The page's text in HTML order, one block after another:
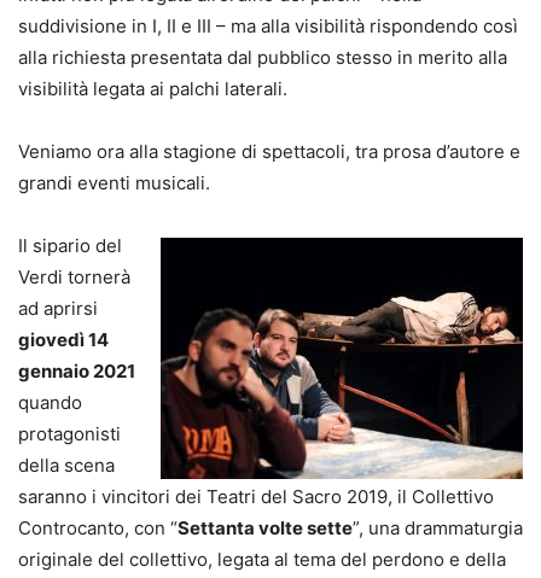
suddivisione in I, II e III – ma alla visibilità rispondendo così
alla richiesta presentata dal pubblico stesso in merito alla
visibilità legata ai palchi laterali.
Veniamo ora alla stagione di spettacoli, tra prosa d’autore e
grandi eventi musicali.
Il sipario del
Verdi tornerà
ad aprirsi
giovedì 14
gennaio 2021
quando
protagonisti
della scena
saranno i vincitori dei Teatri del Sacro 2019, il Collettivo
Controcanto, con “Settanta volte sette”, una drammaturgia
originale del collettivo, legata al tema del perdono e della